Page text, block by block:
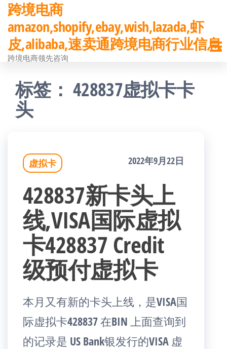
前
往
内
跨境电商
amazon,shopify,ebay,wish,lazada,虾
皮,alibaba,速卖通跨境电商行业信息
跨境电商领先咨询
标签：428837虚拟卡卡
头
虚拟卡 2022年9月22日
428837新卡头上
线,VISA国际虚拟
卡428837 Credit
级预付虚拟卡
本月又有新的卡头上线，是VISA国
际虚拟卡428837 在BIN 上面查询到
的记录是 US Bank银发行的VISA 虚